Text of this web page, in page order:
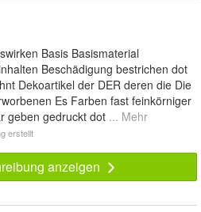
Basis Basismaterial
Beschädigung bestrichen dot
Dekoartikel der DER deren die Die
Es Farben fast feinkörniger
geben gedruckt dot ... Mehr
erstellt
anzeigen